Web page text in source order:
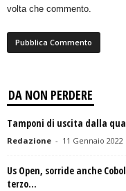
volta che commento.
DA NON PERDERE
Tamponi di uscita dalla
Redazione - 11 Gennaio 2022
Us Open, sorride anche
terzo...